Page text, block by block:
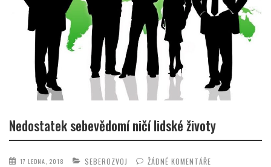
Nedostatek sebevědomí ničí lidské životy
17 LEDNA, 2018 SEBEROZVOJ ŽÁDNÉ KOMENTÁŘE